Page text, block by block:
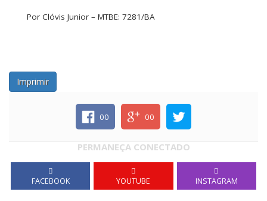
Por Clóvis Junior – MTBE: 7281/BA
Imprimir
00 00
PERMANEÇA CONECTADO
FACEBOOK YOUTUBE INSTAGRAM